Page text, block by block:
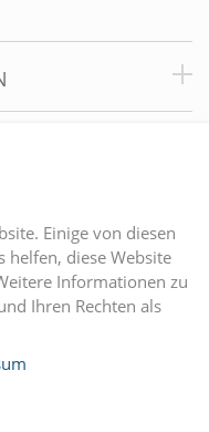
Einige von diesen
helfen, diese Website
Informationen zu
Ihren Rechten als